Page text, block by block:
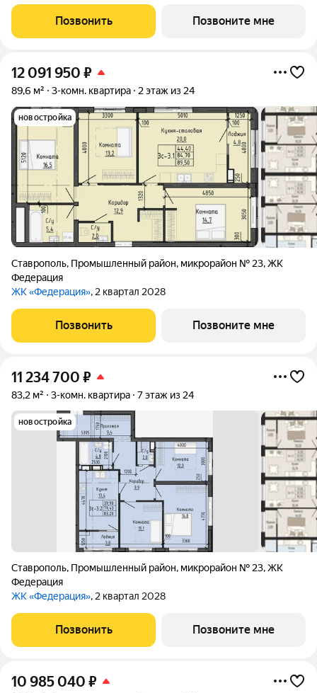
Доваторцев. Зеленый двор способен придать новый уровень
качеству жизни, а его хозяину
Позвонить Позвоните мне
12 091 950 ₽
89,6 м² 3-комн. квартира 2 этаж из 24
новостройка
Ставрополь, Промышленный район, микрорайон № 23,ЖК
Федерация
ЖК «Федерация», 2 квартал 2028
Позвонить Позвоните мне
11 234 700 ₽
83,2 м² 3-комн. квартира 7 этаж из 24
новостройка
Ставрополь, Промышленный район, микрорайон № 23,ЖК
Федерация
ЖК «Федерация», 2 квартал 2028
Позвонить Позвоните мне
10 985 040 ₽